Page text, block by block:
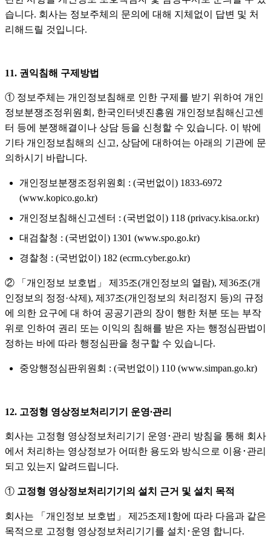
습니다. 회사는 정보주체의 문의에 대해 지체없이 답변 및 처
리해드릴 것입니다.
11. 권익침해 구제방법
① 정보주체는 개인정보침해로 인한 구제를 받기 위하여 개인
정보분쟁조정위원회, 한국인터넷진흥원 개인정보침해신고센
터 등에 분쟁해결이나 상담 등을 신청할 수 있습니다. 이 밖에
기타 개인정보침해의 신고, 상담에 대하여는 아래의 기관에 문
의하시기 바랍니다.
개인정보분쟁조정위원회 : (국번없이) 1833-6972
(www.kopico.go.kr)
개인정보침해신고센터 : (국번없이) 118 (privacy.kisa.or.kr)
대검찰청 : (국번없이) 1301 (www.spo.go.kr)
경찰청 : (국번없이) 182 (ecrm.cyber.go.kr)
② 「개인정보 보호법」 제35조(개인정보의 열람), 제36조(개
인정보의 정정·삭제), 제37조(개인정보의 처리정지 등)의 규정
에 의한 요구에 대 하여 공공기관의 장이 행한 처분 또는 부작
위로 인하여 권리 또는 이익의 침해를 받은 자는 행정심판법이
정하는 바에 따라 행정심판을 청구할 수 있습니다.
중앙행정심판위원회 : (국번없이) 110 (www.simpan.go.kr)
12. 고정형 영상정보처리기기 운영∙관리
회사는 고정형 영상정보처리기기 운영･관리 방침을 통해 회사
에서 처리하는 영상정보가 어떠한 용도와 방식으로 이용･관리
되고 있는지 알려드립니다.
① 고정형 영상정보처리기기의 설치 근거 및 설치 목적
회사는 「개인정보 보호법」 제25조제1항에 따라 다음과 같은
목적으로 고정형 영상정보처리기기를 설치･운영 합니다.